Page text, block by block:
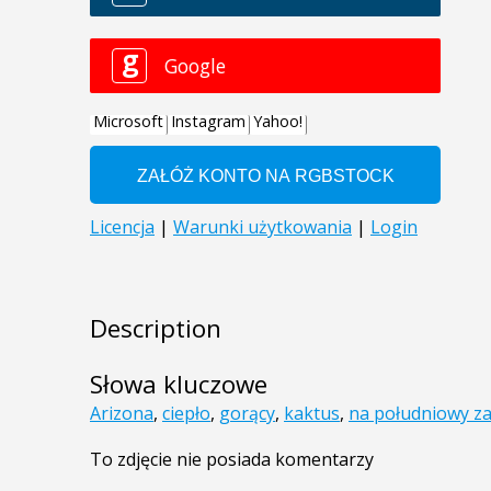
Description
Słowa kluczowe
Arizona, ciepło, gorący, kaktus, na południowy
To zdjęcie nie posiada komentarzy